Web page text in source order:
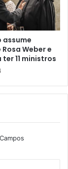
assume
Weber e
ter 11 ministros
Campos